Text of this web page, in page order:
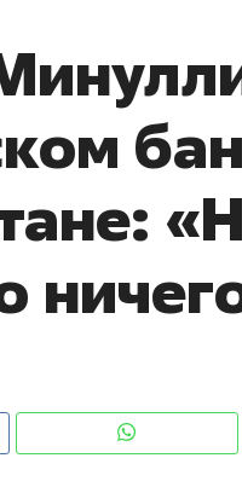
бизнес может
минимум
выйти на зарубежные
почему надо знать
Оман?